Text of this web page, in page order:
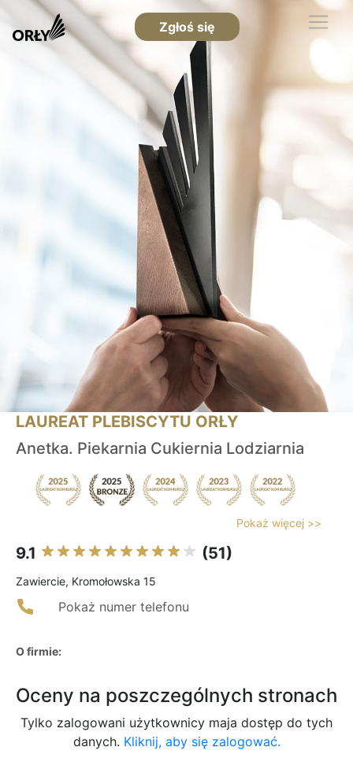
Zgłoś się
LAUREAT PLEBISCYTU ORŁY
Anetka. Piekarnia Cukiernia Lodziarnia
Pokaż więcej >>
9.1 (51)
Zawiercie, Kromołowska 15
Pokaż numer telefonu
O firmie:
Oceny na poszczególnych stronach
Tylko zalogowani użytkownicy maja dostęp do tych
danych. Kliknij, aby się zalogować.